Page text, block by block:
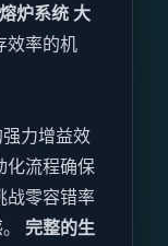
炉系统 大
效率的机
力增益效
化流程确保
战零容错率
完整的生